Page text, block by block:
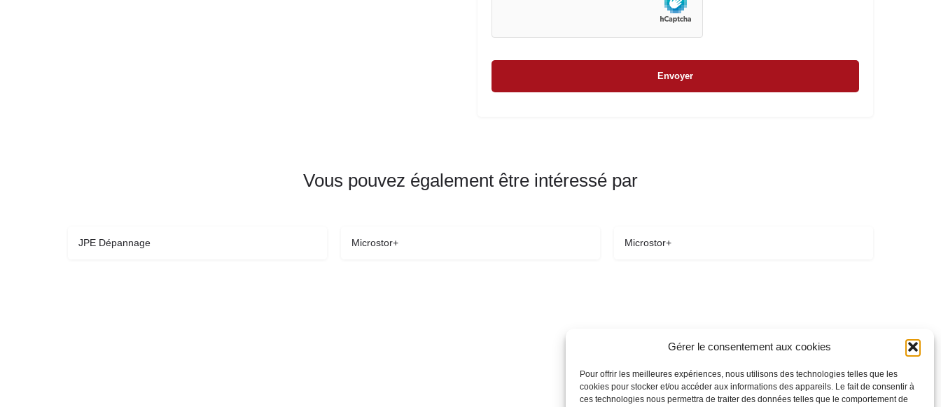
Gérer le consentement aux cookies
Pour offrir les meilleures expériences, nous utilisons des technologies telles que les
cookies pour stocker et/ou accéder aux informations des appareils. Le fait de consentir à
ces technologies nous permettra de traiter des données telles que le comportement de
Vous pouvez également être intéressé par
JPE Dépannage Microstor+ Microstor+